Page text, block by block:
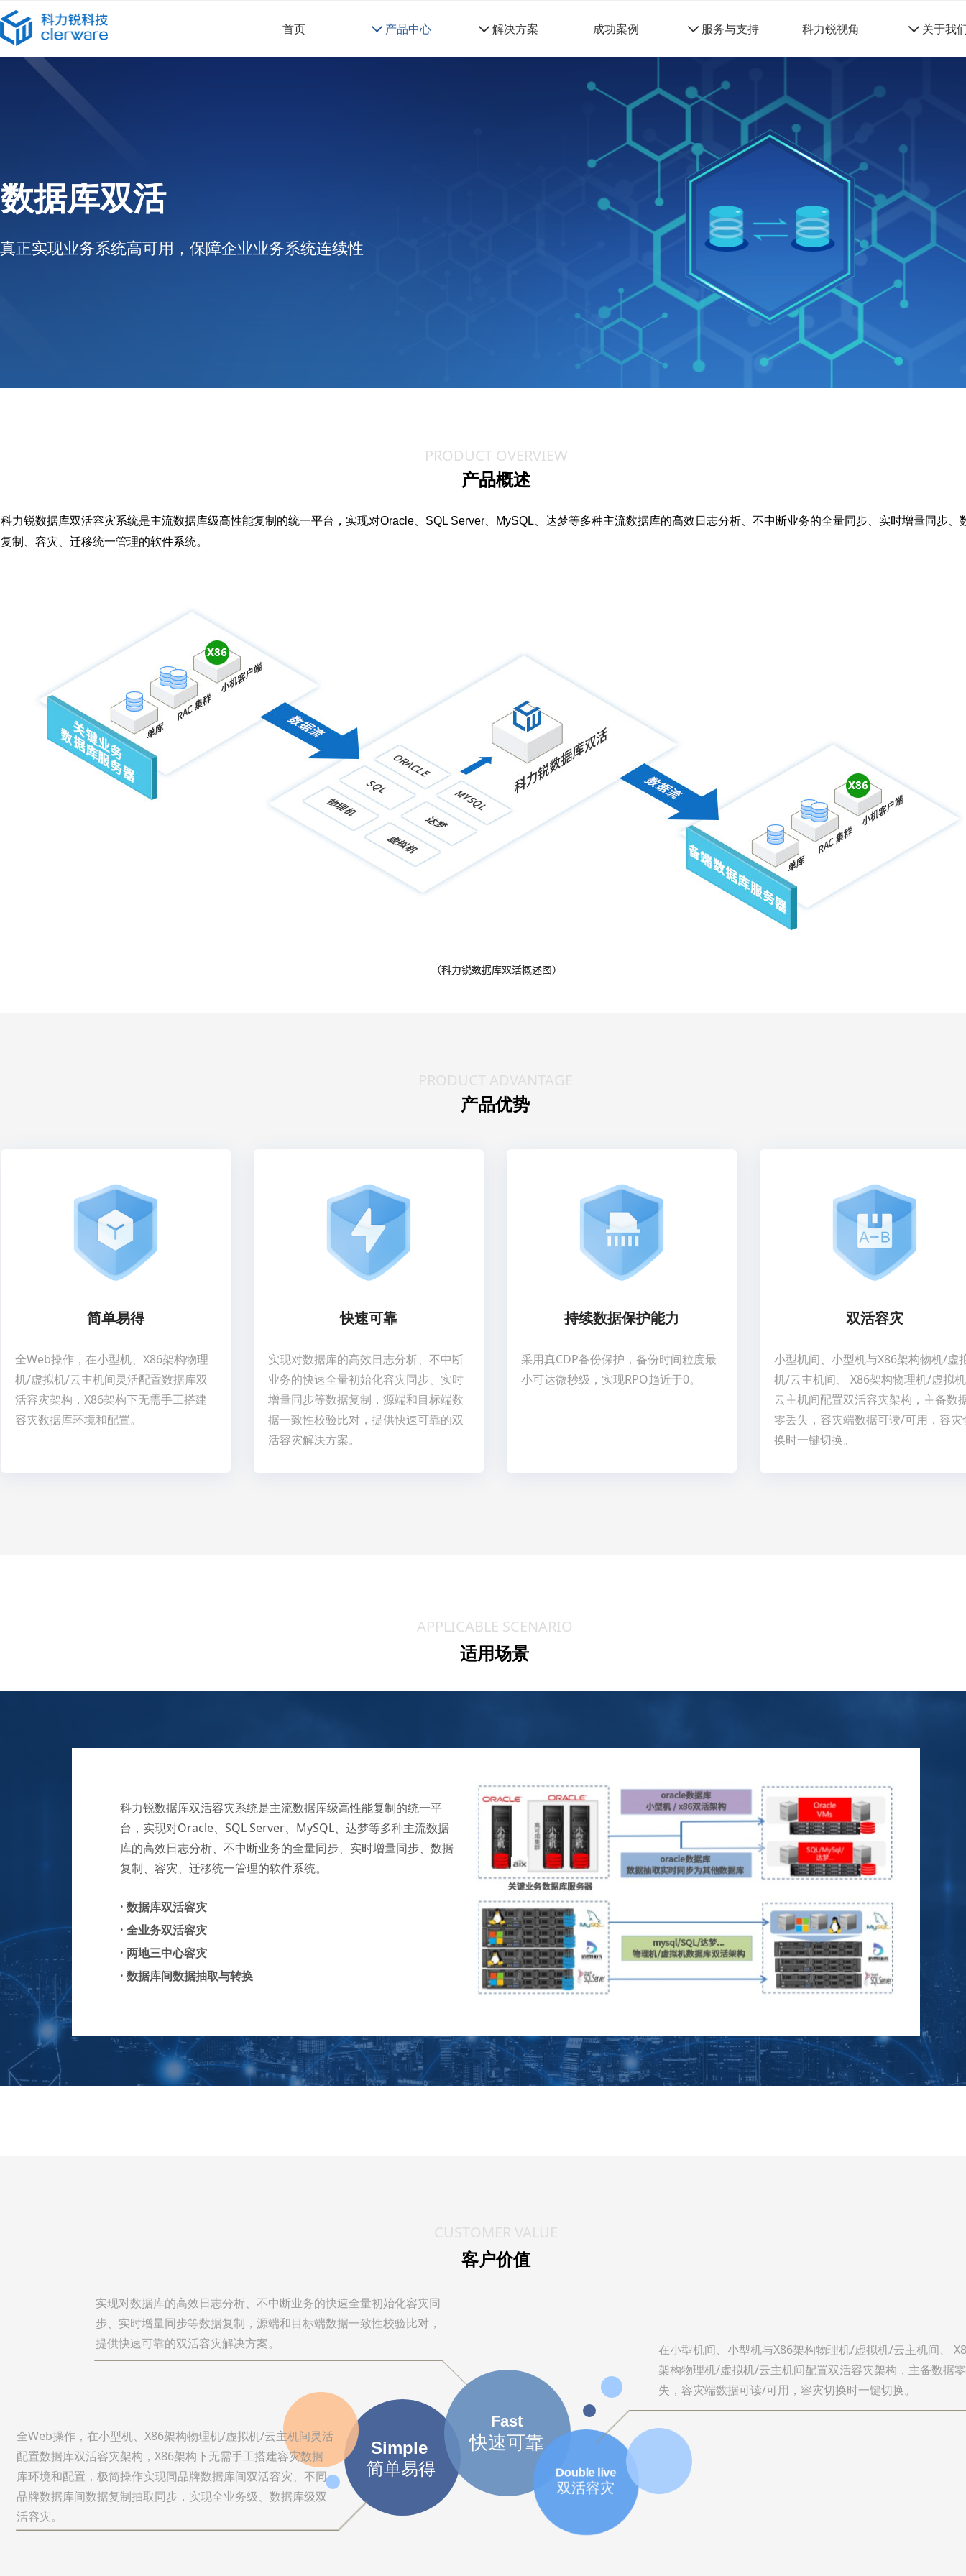
首页 네 产品中心 네 解决方案 成功案例 네 服务与支持 科力锐视角 네 关于我
真正实现业务系统高可用，保障企业业务系统连续性
数据库双活
PRODUCT OVERVIEW
产品概述
科力锐数据库双活容灾系统是主流数据库级高性能复制的统一平台，实现对Oracle、SQL Server、MySQL、达梦等多种主流数据库的高效日志分析、不中断业务的全量同步、实时增量同步、
复制、容灾、迁移统一管理的软件系统。
简单易得
全Web操作，在小型机、X86架构物理
机/虚拟机/云主机间灵活配置数据库双
活容灾架构，X86架构下无需手工搭建
容灾数据库环境和配置。
PRODUCT ADVANTAGE
产品优势
快速可靠
实现对数据库的高效日志分析、不中断
业务的快速全量初始化容灾同步、实时
增量同步等数据复制，源端和目标端数
据一致性校验比对，提供快速可靠的双
活容灾解决方案。
持续数据保护能力
采用真CDP备份保护，备份时间粒度最
小可达微秒级，实现RPO趋近于0。
双活容灾
小型机间、小型机与X86架构物机/虚
机/云主机间、 X86架构物理机/虚拟
云主机间配置双活容灾架构，主备数
零丢失，容灾端数据可读/可用，容灾
换时一键切换。
APPLICABLE SCENARIO
适用场景
科力锐数据库双活容灾系统是主流数据库级高性能复制的统一平
台，实现对Oracle、SQL Server、MySQL、达梦等多种主流数据
库的高效日志分析、不中断业务的全量同步、实时增量同步、数据
复制、容灾、迁移统一管理的软件系统。
· 数据库双活容灾
· 全业务双活容灾
· 两地三中心容灾
· 数据库间数据抽取与转换
Simple
简单易得
Fast
快速可靠
Double live
双活容灾
CUSTOMER VALUE
客户价值
在小型机间、小型机与X86架构物理机/虚拟机/云主机间、
架构物理机/虚拟机/云主机间配置双活容灾架构，主备数据
失，容灾端数据可读/可用，容灾切换时一键切换。
实现对数据库的高效日志分析、不中断业务的快速全量初始化容灾同
步、实时增量同步等数据复制，源端和目标端数据一致性校验比对，
提供快速可靠的双活容灾解决方案。
全Web操作，在小型机、X86架构物理机/虚拟机/云主机间灵活
配置数据库双活容灾架构，X86架构下无需手工搭建容灾数据
库环境和配置，极简操作实现同品牌数据库间双活容灾、不同
品牌数据库间数据复制抽取同步，实现全业务级、数据库级双
活容灾。